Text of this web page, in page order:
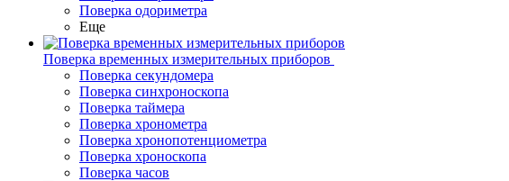
Поверка одориметра
Еще
Поверка временных измерительных приборов
Поверка секундомера
Поверка синхроноскопа
Поверка таймера
Поверка хронометра
Поверка хронопотенциометра
Поверка хроноскопа
Поверка часов